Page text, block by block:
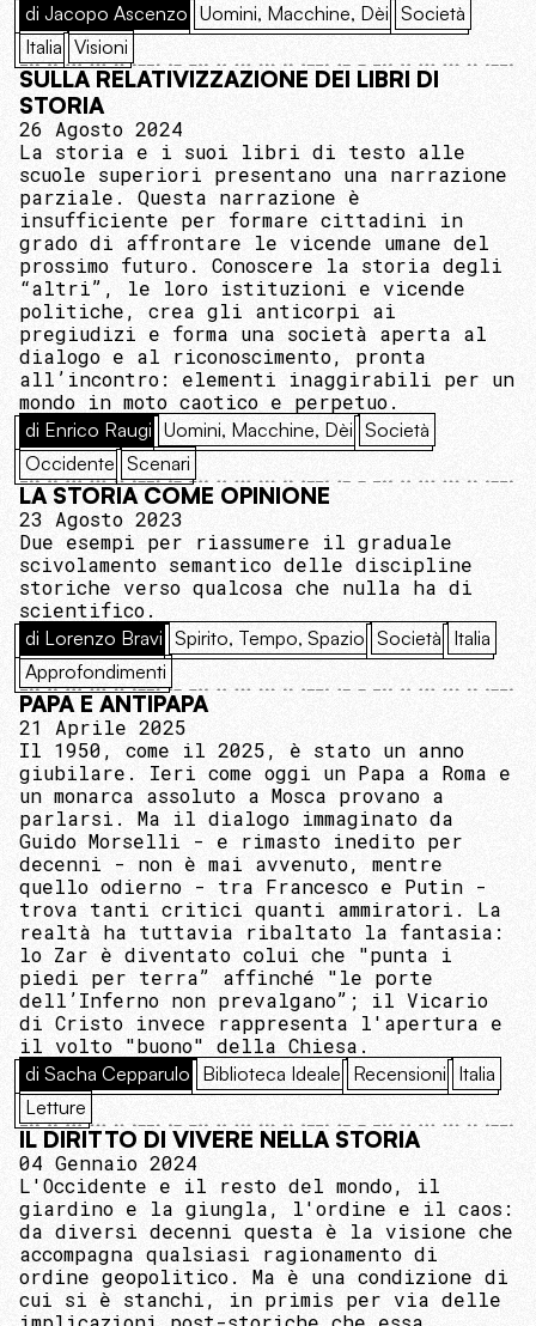
di Jacopo Ascenzo Uomini, Macchine, Dèi Società
Italia Visioni
SULLA RELATIVIZZAZIONE DEI LIBRI DI
STORIA
26 Agosto 2024
La storia e i suoi libri di testo alle
scuole superiori presentano una narrazione
parziale. Questa narrazione è
insufficiente per formare cittadini in
grado di affrontare le vicende umane del
prossimo futuro. Conoscere la storia degli
“altri”, le loro istituzioni e vicende
politiche, crea gli anticorpi ai
pregiudizi e forma una società aperta al
dialogo e al riconoscimento, pronta
all’incontro: elementi inaggirabili per un
mondo in moto caotico e perpetuo.
di Enrico Raugi Uomini, Macchine, Dèi Società
Occidente Scenari
LA STORIA COME OPINIONE
23 Agosto 2023
Due esempi per riassumere il graduale
scivolamento semantico delle discipline
storiche verso qualcosa che nulla ha di
scientifico.
di Lorenzo Bravi Spirito, Tempo, Spazio Società Italia
Approfondimenti
PAPA E ANTIPAPA
21 Aprile 2025
Il 1950, come il 2025, è stato un anno
giubilare. Ieri come oggi un Papa a Roma e
un monarca assoluto a Mosca provano a
parlarsi. Ma il dialogo immaginato da
Guido Morselli - e rimasto inedito per
decenni - non è mai avvenuto, mentre
quello odierno - tra Francesco e Putin -
trova tanti critici quanti ammiratori. La
realtà ha tuttavia ribaltato la fantasia:
lo Zar è diventato colui che "punta i
piedi per terra” affinché "le porte
dell’Inferno non prevalgano”; il Vicario
di Cristo invece rappresenta l'apertura e
il volto "buono" della Chiesa.
di Sacha Cepparulo Biblioteca Ideale Recensioni Italia
Letture
IL DIRITTO DI VIVERE NELLA STORIA
04 Gennaio 2024
L'Occidente e il resto del mondo, il
giardino e la giungla, l'ordine e il caos:
da diversi decenni questa è la visione che
accompagna qualsiasi ragionamento di
ordine geopolitico. Ma è una condizione di
cui si è stanchi, in primis per via delle